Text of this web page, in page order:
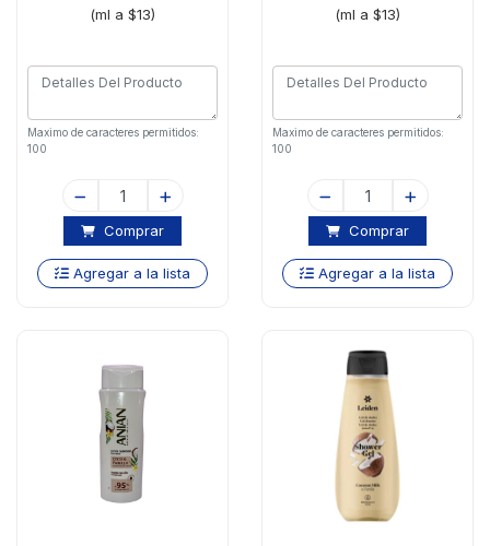
(ml a $13)
Maximo de caracteres permitidos:
100
Comprar
Agregar a la lista
(ml a $13)
Maximo de caracteres permitidos:
100
Comprar
Agregar a la lista